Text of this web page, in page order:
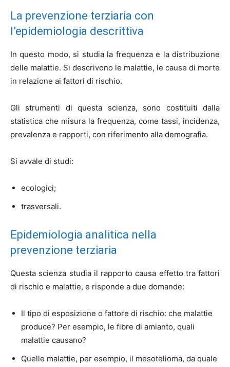
La prevenzione terziaria con
l’epidemiologia descrittiva
In questo modo, si studia la frequenza e la distribuzione
delle malattie. Si descrivono le malattie, le cause di morte
in relazione ai fattori di rischio.
Gli strumenti di questa scienza, sono costituiti dalla
statistica che misura la frequenza, come tassi, incidenza,
prevalenza e rapporti, con riferimento alla demografia.
Si avvale di studi:
ecologici;
trasversali.
Epidemiologia analitica nella
prevenzione terziaria
Questa scienza studia il rapporto causa effetto tra fattori
di rischio e malattie, e risponde a due domande:
Il tipo di esposizione o fattore di rischio: che malattie
produce? Per esempio, le fibre di amianto, quali
malattie causano?
Quelle malattie, per esempio, il mesotelioma, da quale